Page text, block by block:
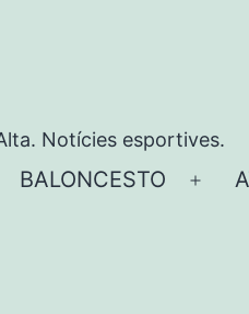
Notícies esportives.
BALONCESTO
Abrir